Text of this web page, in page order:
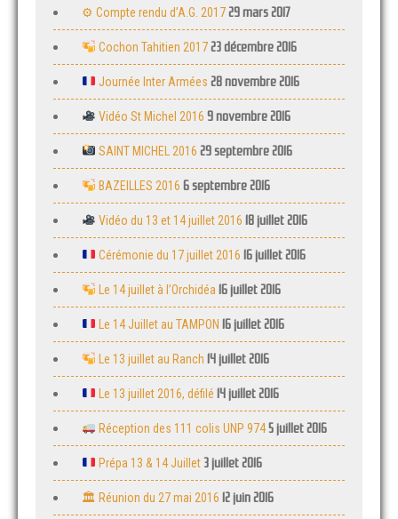
⚙ Compte rendu d’A.G. 201729 mars 2017
Cochon Tahitien 201723 décembre 2016
Journée Inter Armées 28 novembre 2016
Vidéo St Michel 2016 9 novembre 2016
SAINT MICHEL 2016 29 septembre 2016
BAZEILLES 2016 6 septembre 2016
Vidéo du 13 et 14 juillet 2016 18 juillet 2016
Cérémonie du 17 juillet 2016 16 juillet 2016
Le 14 juillet à l’Orchidéa 16 juillet 2016
Le 14 Juillet au TAMPON 16 juillet 2016
Le 13 juillet au Ranch 14 juillet 2016
Le 13 juillet 2016, défilé 14 juillet 2016
Réception des 111 colis UNP 9745 juillet 2016
Prépa 13 & 14 Juillet3 juillet 2016
🏛 Réunion du 27 mai 2016 12 juin 2016